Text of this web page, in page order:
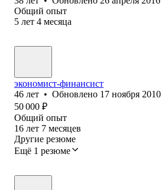
Общий опыт
5 лет 4 месяца
экономист-финансист
46 лет • Обновлено 17 ноября 2010
50 000 ₽
Общий опыт
16 лет 7 месяцев
Другие резюме
Ещё 1 резюме